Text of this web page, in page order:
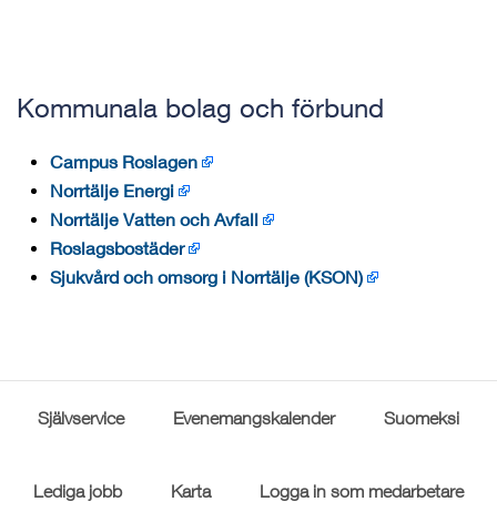
Kommunala bolag och förbund
Campus Roslagen
Norrtälje Energi
Norrtälje Vatten och Avfall
Roslagsbostäder
Sjukvård och omsorg i Norrtälje (KSON)
Självservice Evenemangskalender Suomeksi
Lediga jobb Karta Logga in som medarbetare